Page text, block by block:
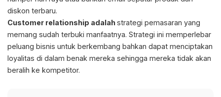
diskon terbaru.
Customer relationship adalahstrategi pemasaran yang
memang sudah terbuki manfaatnya. Strategi ini memperlebar
peluang bisnis untuk berkembang bahkan dapat menciptakan
loyalitas di dalam benak mereka sehingga mereka tidak akan
beralih ke kompetitor.